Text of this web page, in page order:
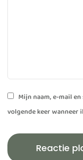
Mijn naam, e-mail
volgende keer wanneer